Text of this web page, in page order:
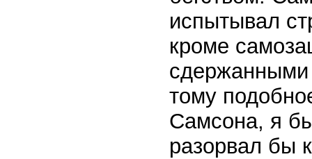
испытывал
кроме
сдержанными
тому
Самсона, я
разорвал бы